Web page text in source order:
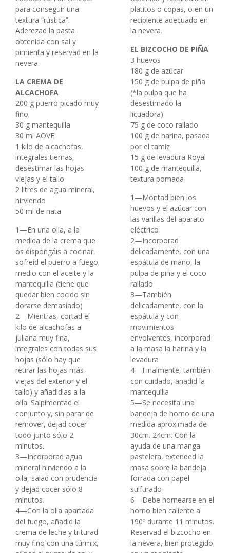
para conseguir una
textura “rústica”.
Aderezad la pasta
obtenida con sal y
pimienta y reservad en la
nevera.
LA CREMA DE
ALCACHOFA
200 g puerro picado muy
fino
30 g mantequilla
30 ml AOVE
1 kilo de alcachofas,
integrales tiernas,
desestimar las hojas
viejas y el tallo
2 litres de agua mineral,
hirviendo
50 ml de nata
1—En una olla, a la
medida de la crema que
os dispongáis a cocinar,
sofreíd el puerro a fuego
medio con el aceite y la
mantequilla (tiene que
quedar bien cocido sin
dorarse demasiado)
2—Mientras, cortad el
kilo de alcachofas a
juliana muy fina,
integrales con todas sus
hojas (sólo hay que
retirar las hojas más
viejas del exterior y el
tallo) y añadidlas a la
olla. Salpimentad el
conjunto y, sin parar de
remover, dejad cocer
todo junto sólo 2
minutos.
3—Incorporad agua
mineral hirviendo a la
olla, salad con prudencia
y dejad cocer sólo 8
minutos.
4—Con la olla apartada
del fuego, añadid la
crema de leche y triturad
muy fino con una túrmix,
platitos o copas, o en un
recipiente adecuado en
la nevera.
EL BIZCOCHO DE PIÑA
3 huevos
180 g de azúcar
150 g de pulpa de piña
(*la pulpa que ha
desestimado la
licuadora)
75 g de coco rallado
100 g de harina, pasada
por el tamiz
15 g de levadura Royal
100 g de mantequilla,
textura pomada
1—Montad bien los
huevos y el azúcar con
las varillas del aparato
eléctrico
2—Incorporad
delicadamente, con una
espátula de mano, la
pulpa de piña y el coco
rallado
3—También
delicadamente, con la
espátula y con
movimientos
envolventes, incorporad
a la masa la harina y la
levadura
4—Finalmente, también
con cuidado, añadid la
mantequilla
5—Se necesita una
bandeja de horno de una
medida aproximada de
30cm. 24cm. Con la
ayuda de una manga
pastelera, extended la
masa sobre la bandeja
forrada con papel
sulfurado
6—Debe hornearse en el
horno bien caliente a
190º durante 11 minutos.
Reservad el bizcocho en
la nevera, bien protegido